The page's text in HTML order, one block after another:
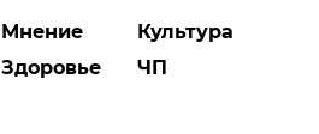
Мнение
Здоровье
Культура
ЧП